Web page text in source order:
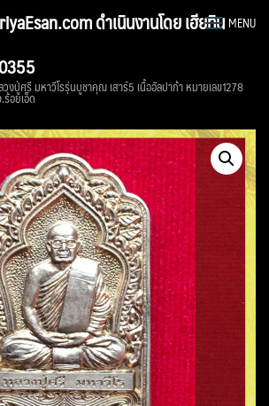
ดำเนินงานโดย เฮียทิน MENU
งปู่ศรี มหาวีโรรุ่นบูชาคุณ เสาร์5 เนื้ออัลปาก้า หมายเลข1278
อยเอ็ด